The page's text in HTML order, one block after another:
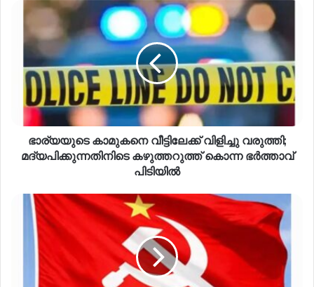
ഭാര്യയുടെ കാമുകനെ വീട്ടിലേക്ക് വിളിച്ചു വരുത്തി;
മദ്യപിക്കുന്നതിനിടെ കഴുത്തറുത്ത് കൊന്ന ഭര്‍ത്താവ്
പിടിയില്‍